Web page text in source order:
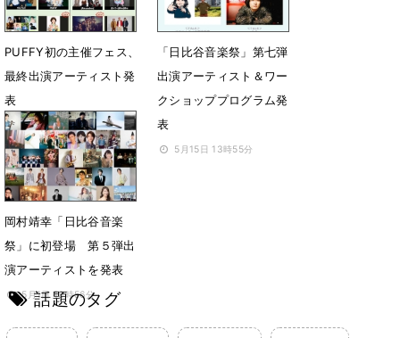
PUFFY初の主催フェス、
最終出演アーティスト発
表
5月15日 23時13分
「日比谷音楽祭」第七弾
出演アーティスト＆ワー
クショッププログラム発
表
5月15日 13時55分
岡村靖幸「日比谷音楽
祭」に初登場 第５弾出
演アーティストを発表
5月1日 13時56分
話題のタグ